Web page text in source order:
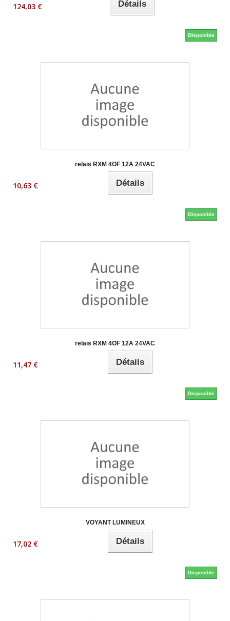
124,03 € Détails
Disponible
relais RXM 4OF 12A 24VAC
10,63 € Détails
Disponible
relais RXM 4OF 12A 24VAC
11,47 € Détails
Disponible
VOYANT LUMINEUX
17,02 € Détails
Disponible